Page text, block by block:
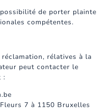
de porter plainte
compétentes.
rélatives à la
peut contacter le
:
7 à 1150 Bruxelles